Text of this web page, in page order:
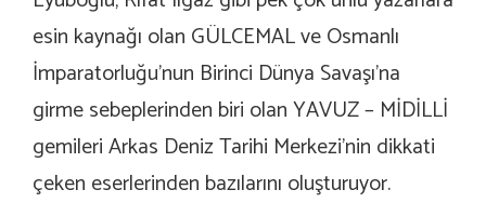
esin kaynağı olan GÜLCEMAL ve Osmanlı
İmparatorluğu’nun Birinci Dünya Savaşı’na
girme sebeplerinden biri olan YAVUZ – MİDİLLİ
gemileri Arkas Deniz Tarihi Merkezi’nin dikkati
çeken eserlerinden bazılarını oluşturuyor.